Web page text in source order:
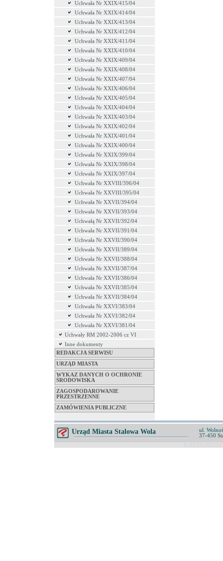
Uchwała Nr XXIX/415/04
Uchwała Nr XXIX/414/04
Uchwała Nr XXIX/413/04
Uchwała Nr XXIX/412/04
Uchwała Nr XXIX/411/04
Uchwała Nr XXIX/410/04
Uchwała Nr XXIX/409/04
Uchwała Nr XXIX/408/04
Uchwała Nr XXIX/407/04
Uchwała Nr XXIX/406/04
Uchwała Nr XXIX/405/04
Uchwała Nr XXIX/404/04
Uchwała Nr XXIX/403/04
Uchwała Nr XXIX/402/04
Uchwała Nr XXIX/401/04
Uchwała Nr XXIX/400/04
Uchwała Nr XXIX/399/04
Uchwała Nr XXIX/398/04
Uchwała Nr XXIX/397/04
Uchwała Nr XXVIII/396/04
Uchwała Nr XXVIII/395/04
Uchwała Nr XXVII/394/04
Uchwała Nr XXVII/393/04
Uchwałą Nr XXVII/392/04
Uchwała Nr XXVII/391/04
Uchwała Nr XXVII/390/04
Uchwała Nr XXVII/389/04
Uchwała Nr XXVII/388/04
Uchwała Nr XXVII/387/04
Uchwała Nr XXVII/386/04
Uchwała Nr XXVII/385/04
Uchwała Nr XXVII/384/04
Uchwała Nr XXVI/383/04
Uchwała Nr XXVI/382/04
Uchwała Nr XXVI/381/04
Uchwały RM 2002-2006 cz VI
Inne dokumenty
REDAKCJA SERWISU
URZĄD MIASTA
WYKAZ DANYCH O OCHRONIE
ŚRODOWISKA
ZAGOSPODAROWANIE
PRZESTRZENNE
ZAMÓWIENIA PUBLICZNE
Urząd Miasta Stalowa Wola
ul.
37-450